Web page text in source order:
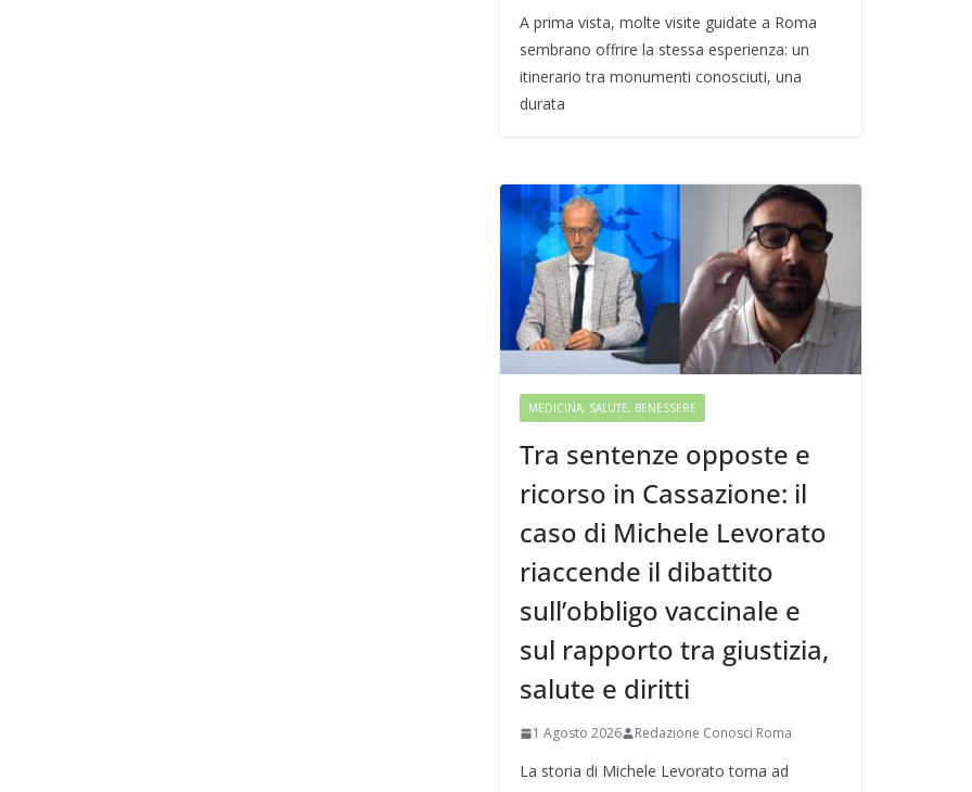
A prima vista, molte visite guidate a Roma
sembrano offrire la stessa esperienza: un
itinerario tra monumenti conosciuti, una
durata
MEDICINA, SALUTE, BENESSERE
Tra sentenze opposte e
ricorso in Cassazione: il
caso di Michele Levorato
riaccende il dibattito
sull’obbligo vaccinale e
sul rapporto tra giustizia,
salute e diritti
1 Agosto 2026 Redazione Conosci Roma
La storia di Michele Levorato torna ad